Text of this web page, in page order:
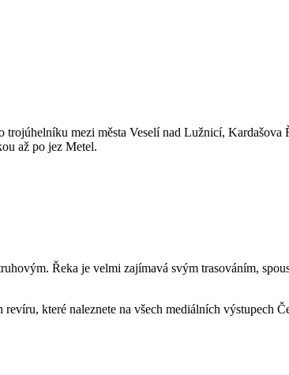
mezi města Veselí nad Lužnicí,
až po jez Metel.
Řeka je velmi zajímavá svým trasováním,
které naleznete na všech mediálních výstupech